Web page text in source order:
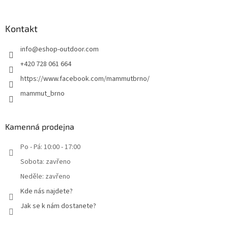
Kontakt
info@eshop-outdoor.com
+420 728 061 664
https://www.facebook.com/mammutbrno/
mammut_brno
Kamenná prodejna
Po - Pá: 10:00 - 17:00
Sobota: zavřeno
Neděle: zavřeno
Kde nás najdete?
Jak se k nám dostanete?